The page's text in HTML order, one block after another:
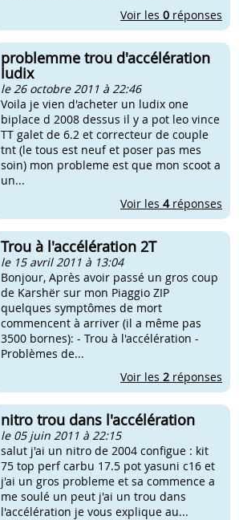
Voir les 0 réponses
problemme trou d'accélération
ludix
le 26 octobre 2011 à 22:46
Voila je vien d'acheter un ludix one
biplace d 2008 dessus il y a pot leo vince
TT galet de 6.2 et correcteur de couple
tnt (le tous est neuf et poser pas mes
soin) mon probleme est que mon scoot a
un...
Voir les 4réponses
Trou à l'accélération 2T
le 15 avril 2011 à 13:04
Bonjour, Après avoir passé un gros coup
de Karshër sur mon Piaggio ZIP
quelques symptômes de mort
commencent à arriver (il a même pas
3500 bornes): - Trou à l'accélération -
Problèmes de...
Voir les 2 réponses
nitro trou dans l'accélération
le 05 juin 2011 à 22:15
salut j'ai un nitro de 2004 configue : kit
75 top perf carbu 17.5 pot yasuni c16 et
j'ai un gros probleme et sa commence a
me soulé un peut j'ai un trou dans
l'accélération je vous explique au...